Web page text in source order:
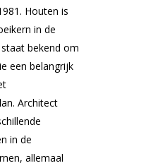
Houten is
in de
bekend om
een belangrijk
Architect
in de
allemaal